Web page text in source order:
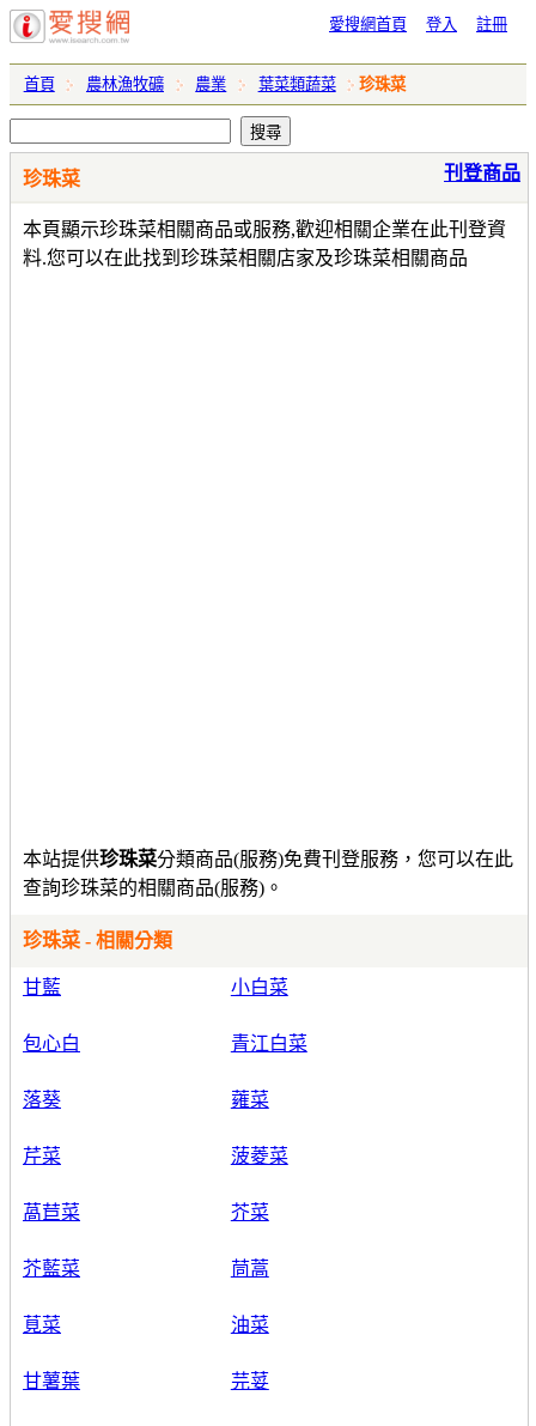
愛搜網首頁 登入 註冊
首頁 農林漁牧礦 農業 葉菜類蔬菜 珍珠菜
珍珠菜
本頁顯示珍珠菜相關商品或服務,歡迎相關企業在此刊登資
料.您可以在此找到珍珠菜相關店家及珍珠菜相關商品
刊登商品
本站提供珍珠菜分類商品(服務)免費刊登服務，您可以在此
查詢珍珠菜的相關商品(服務)。
珍珠菜 - 相關分類
甘藍 小白菜
包心白 青江白菜
落葵 蕹菜
芹菜 菠菱菜
萵苣菜 芥菜
芥藍菜 茼蒿
莧菜 油菜
甘薯葉 芫荽